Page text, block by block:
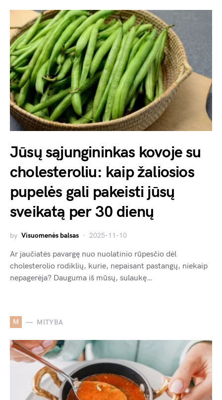
Jūsų sąjungininkas kovoje su
cholesteroliu: kaip žaliosios
pupelės gali pakeisti jūsų
sveikatą per 30 dienų
by Visuomenės balsas 2025-11-10
Ar jaučiatės pavargę nuo nuolatinio rūpesčio dėl
cholesterolio rodiklių, kurie, nepaisant pastangų, niekaip
nepagerėja? Dauguma iš mūsų, sulaukę…
M MITYBA